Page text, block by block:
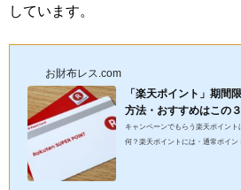
しています。
お財布レス.com
「楽天ポイント」期間
方法・おすすめはこの
キャンペーンでもらう楽天ポイン
何？楽天ポイントには・通常ポイン